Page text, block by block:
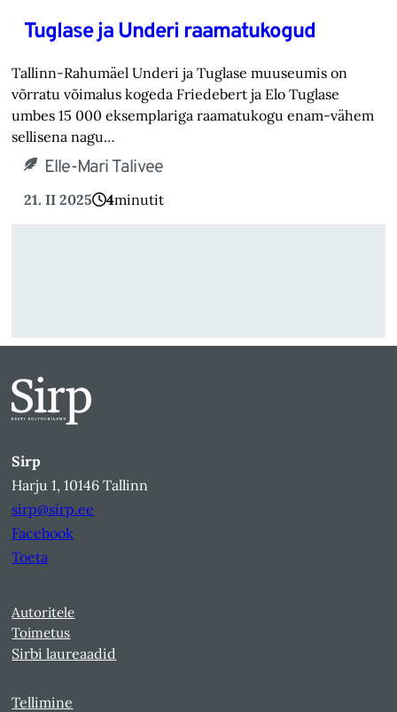
Tuglase ja Underi raamatukogud
Tallinn-Rahumäel Underi ja Tuglase muuseumis on
võrratu võimalus kogeda Friedebert ja Elo Tuglase
umbes 15 000 eksemplariga raamatukogu enam-vähem
sellisena nagu…
Elle-Mari Talivee
21. II 2025 4minutit
Sirp
Harju 1, 10146 Tallinn
sirp@sirp.ee
Facebook
Toeta
Autoritele
Toimetus
Sirbi laureaadid
Tellimine